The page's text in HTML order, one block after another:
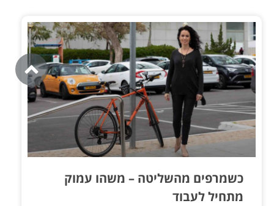
כשמרפים מהשליטה – משהו עמוק
מתחיל לעבוד